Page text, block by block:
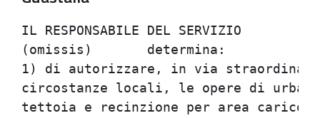
IL RESPONSABILE DEL SERVIZIO
(omissis)	determina:
1) di autorizzare, in via
circostanze locali, le opere di
tettoia e recinzione per area carico